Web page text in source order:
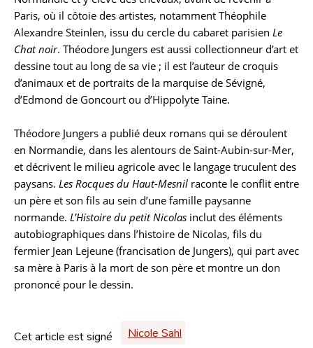
Paris, où il côtoie des artistes, notamment Théophile
Alexandre Steinlen, issu du cercle du cabaret parisien Le
Chat noir. Théodore Jungers est aussi collectionneur d’art et
dessine tout au long de sa vie ; il est l’auteur de croquis
d’animaux et de portraits de la marquise de Sévigné,
d’Edmond de Goncourt ou d’Hippolyte Taine.
Théodore Jungers a publié deux romans qui se déroulent
en Normandie, dans les alentours de Saint-Aubin-sur-Mer,
et décrivent le milieu agricole avec le langage truculent des
paysans. Les Rocques du Haut-Mesnil raconte le conflit entre
un père et son fils au sein d’une famille paysanne
normande. L’Histoire du petit Nicolas inclut des éléments
autobiographiques dans l’histoire de Nicolas, fils du
fermier Jean Lejeune (francisation de Jungers), qui part avec
sa mère à Paris à la mort de son père et montre un don
prononcé pour le dessin.
Cet article est signé Nicole Sahl